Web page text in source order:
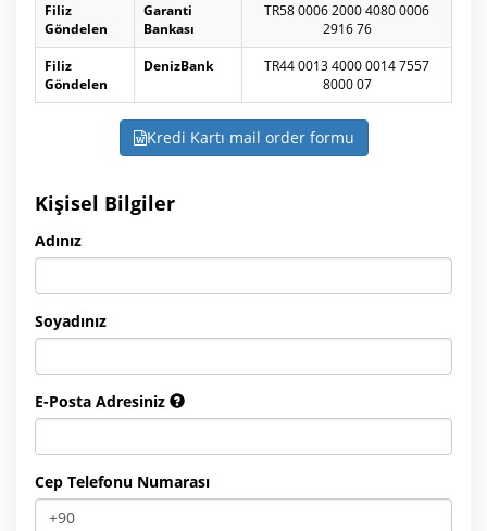
Filiz
Göndelen
Garanti
Bankası
TR58 0006 2000 4080 0006
2916 76
Filiz
Göndelen
DenizBank
TR44 0013 4000 0014 7557
8000 07
Kredi Kartı mail order formu
Kişisel Bilgiler
Adınız
Soyadınız
E-Posta Adresiniz
Cep Telefonu Numarası